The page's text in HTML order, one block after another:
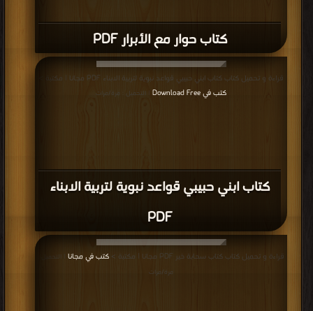
كتاب حوار مع الأبرار PDF
كتاب ابني حبيبي قواعد نبوية لتربية الابناء
PDF
قراءة و تحميل كتاب كتاب ابني حبيبي قواعد نبوية لتربية الابناء PDF مجانا | مكتبة >
كتب في Download Free
| التحميل : مرة/مرات
قراءة و تحميل كتاب كتاب سحابة خير PDF مجانا | مكتبة > كتب في مجانا | التحميل :
مرة/مرات